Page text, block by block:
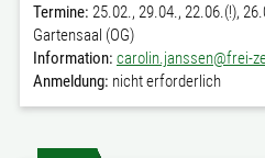
Termine: 25.02., 29.04., 22.06.(!),
Gartensaal (OG)
Information: carolin.janssen@frei-
Anmeldung: nicht erforderlich